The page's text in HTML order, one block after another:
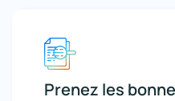
Prenez les